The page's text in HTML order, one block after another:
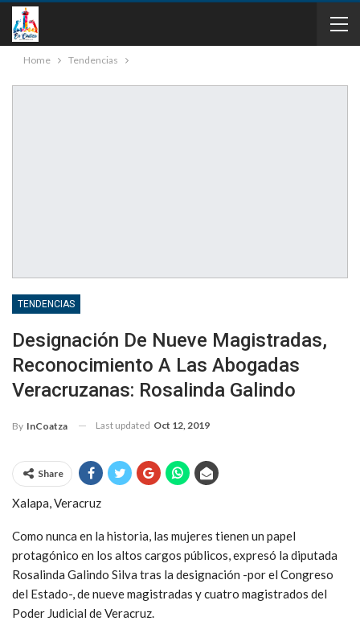
Home Tendencias
TENDENCIAS
Designación De Nueve Magistradas,
Reconocimiento A Las Abogadas
Veracruzanas: Rosalinda Galindo
By InCoatza Last updated Oct 12, 2019
Share
Xalapa, Veracruz
Como nunca en la historia, las mujeres tienen un papel
protagónico en los altos cargos públicos, expresó la diputada
Rosalinda Galindo Silva tras la designación -por el Congreso
del Estado-, de nueve magistradas y cuatro magistrados del
Poder Judicial de Veracruz.